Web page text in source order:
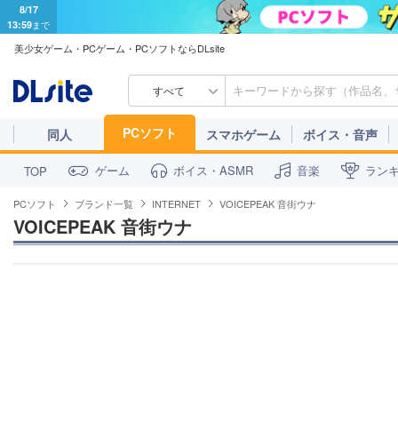
8/17
13:59まで
美少女ゲーム・PCゲーム・PCソフトならDLsite
すべて
同人 PCソフト スマホゲーム ボイス・音声
TOP ゲーム ボイス・ASMR 音楽 ラン
PCソフト ブランド一覧 INTERNET VOICEPEAK 音街ウナ
VOICEPEAK 音街ウナ